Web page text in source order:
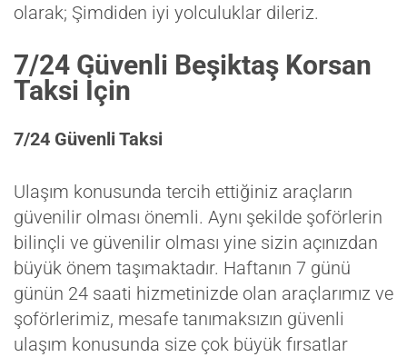
olarak; Şimdiden iyi yolculuklar dileriz.
7/24 Güvenli Beşiktaş Korsan
Taksi İçin
7/24 Güvenli Taksi
Ulaşım konusunda tercih ettiğiniz araçların
güvenilir olması önemli. Aynı şekilde şoförlerin
bilinçli ve güvenilir olması yine sizin açınızdan
büyük önem taşımaktadır. Haftanın 7 günü
günün 24 saati hizmetinizde olan araçlarımız ve
şoförlerimiz, mesafe tanımaksızın güvenli
ulaşım konusunda size çok büyük fırsatlar